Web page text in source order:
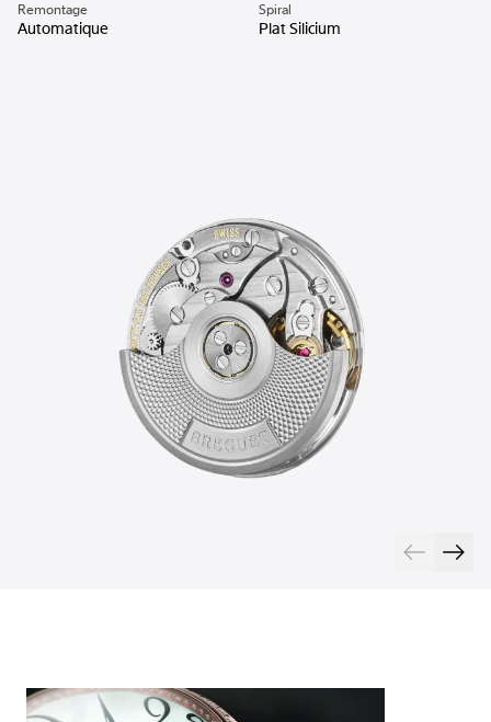
Remontage
Automatique
Spiral
Plat Silicium